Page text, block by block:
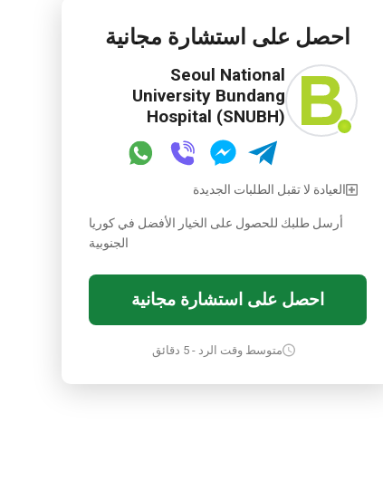
احصل على استشارة مجانية
Seoul National
University Bundang
Hospital (SNUBH)
العيادة لا تقبل الطلبات الجديدة
أرسل طلبك للحصول على الخيار الأفضل في كوريا
الجنوبية
احصل على استشارة مجانية
متوسط وقت الرد - 5 دقائق